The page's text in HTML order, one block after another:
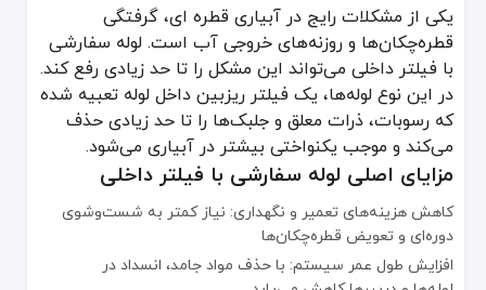
یکی از مشکلات رایج در آبیاری قطره ای، گرفتگی
قطره‌چکان‌ها و روزنه‌های خروجی آب است. لوله سفارشی
با فیلتر داخلی می‌تواند این مشکل را تا حد زیادی رفع کند.
در این نوع لوله‌ها، یک فیلتر ریزبین داخل لوله تعبیه شده
که رسوبات، ذرات معلق و جلبک‌ها را تا حد زیادی حذف
می‌کند و موجب یکنواختی بیشتر در آبیاری می‌شود.
مزایای اصلی لوله سفارشی با فیلتر داخلی
کاهش هزینه‌های تعمیر و نگهداری: نیاز کمتر به شست‌وشوی
دوره‌ای و تعویض قطره‌چکان‌ها
افزایش طول عمر سیستم: با حذف مواد جامد، انسداد در